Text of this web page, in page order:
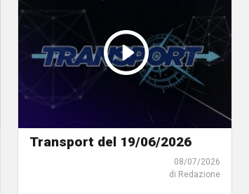
Transport del 19/06/2026
08/07/2026
di Redazione